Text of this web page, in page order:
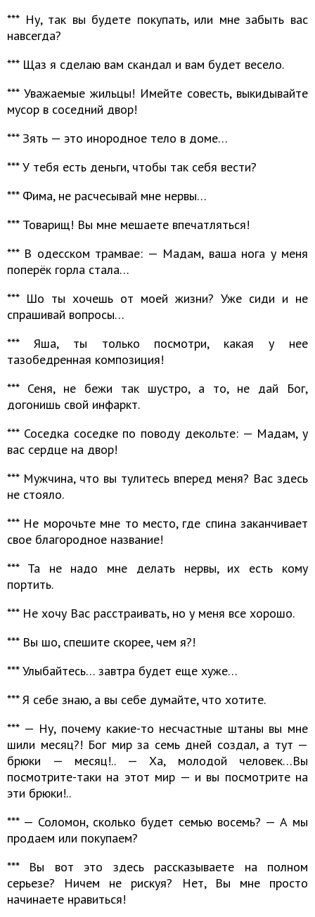
*** Ну, так вы будете покупать, или мне забыть вас
навсегда?
*** Щаз я сделаю вам скандал и вам будет весело.
*** Уважаемые жильцы! Имейте совесть, выкидывайте
мусор в соседний двор!
*** Зять — это инородное тело в доме…
*** У тебя есть деньги, чтобы так себя вести?
*** Фима, не расчесывай мне нервы…
*** Товарищ! Вы мне мешаете впечатляться!
*** В одесском трамвае: — Мадам, ваша нога у меня
поперёк горла стала…
*** Шо ты хочешь от моей жизни? Уже сиди и не
спрашивай вопросы…
*** Яша, ты только посмотри, какая у нее
тазобедренная композиция!
*** Сеня, не бежи так шустро, а то, не дай Бог,
догонишь свой инфаркт.
*** Соседка соседке по поводу декольте: — Мадам, у
вас сердце на двор!
*** Мужчина, что вы тулитесь вперед меня? Вас здесь
не стояло.
*** Не морочьте мне то место, где спина заканчивает
свое благородное название!
*** Ta не надо мне делать нервы, их есть кому
портить.
*** Не хочу Вас расстраивать, но у меня все хорошо.
*** Вы шо, спешите скорее, чем я?!
*** Улыбайтесь… завтра будет еще хуже…
*** Я себе знаю, а вы себе думайте, что хотите.
*** — Ну, почему какие-то несчастные штаны вы мне
шили месяц?! Бог мир за семь дней создал, а тут —
брюки — месяц!.. — Ха, молодой человек…Вы
посмотрите-таки на этот мир — и вы посмотрите на
эти брюки!..
*** — Соломон, сколько будет семью восемь? — А мы
продаем или покупаем?
*** Вы вот это здесь рассказываете на полном
серьезе? Ничем не рискуя? Нет, Вы мне просто
начинаете нравиться!